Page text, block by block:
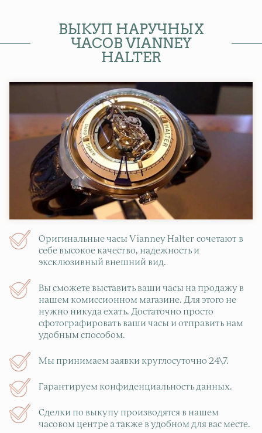
ВЫКУП НАРУЧНЫХ
ЧАСОВ VIANNEY
HALTER
Оригинальные часы Vianney Halter сочетают в
себе высокое качество, надежность и
эксклюзивный внешний вид.
Вы сможете выставить ваши часы на продажу в
нашем комиссионном магазине. Для этого не
нужно никуда ехать. Достаточно просто
сфотографировать ваши часы и отправить нам
удобным способом.
Мы принимаем заявки круглосуточно 24\7.
Гарантируем конфиденциальность данных.
Сделки по выкупу производятся в нашем
часовом центре а также в удобном для вас месте.